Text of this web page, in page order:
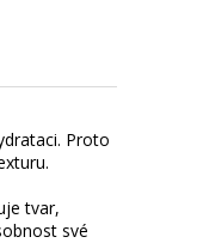
Proto
tvar,
své